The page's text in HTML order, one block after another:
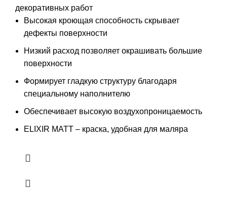
декоративных работ
Высокая кроющая способность скрывает
дефекты поверхности
Низкий расход позволяет окрашивать большие
поверхности
Формирует гладкую структуру благодаря
специальному наполнителю
Обеспечивает высокую воздухопроницаемость
ELIXIR MATT – краска, удобная для маляра